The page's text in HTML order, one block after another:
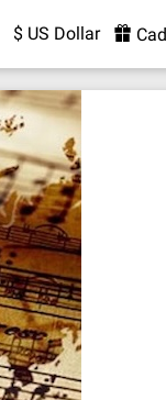
$ US Dollar